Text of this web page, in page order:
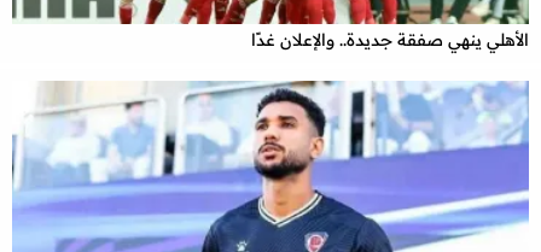
الأهلي ينهي صفقة جديدة.. والإعلان غدًا